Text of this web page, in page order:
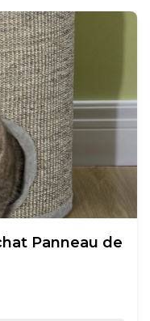
Panneau de